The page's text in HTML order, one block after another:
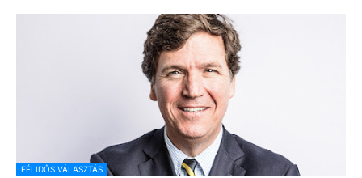
FÉLIDŐS VÁLASZTÁS